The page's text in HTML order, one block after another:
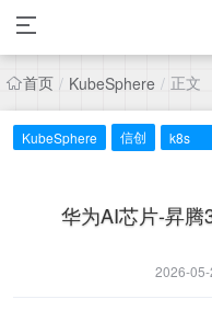
首页 / KubeSphere / 正文
KubeSphere 信创 k8s
华为AI芯片-昇
2026-